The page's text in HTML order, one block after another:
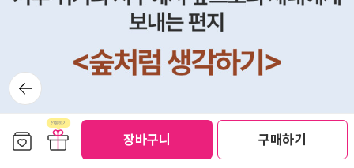
장바구니 구매하기
뒤로가
기